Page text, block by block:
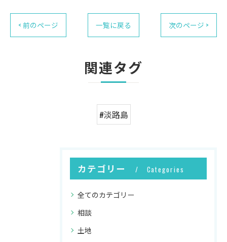
< 前のページ 一覧に戻る 次のページ >
関連タグ
#淡路島
カテゴリー Categories
全てのカテゴリー
相談
土地